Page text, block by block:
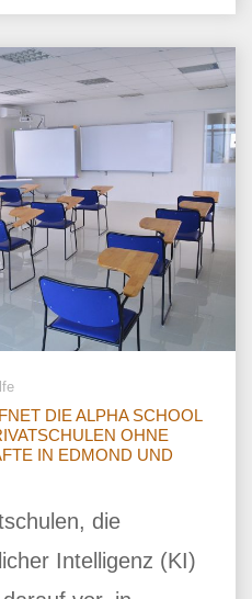
DIE ALPHA SCHOOL
OHNE
IN EDMOND UND
die
Intelligenz (KI)